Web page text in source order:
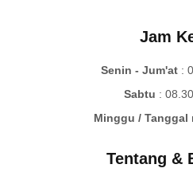
Jam
Senin - Jum'at :
Sabtu :
Minggu / Tanggal
Tentang &